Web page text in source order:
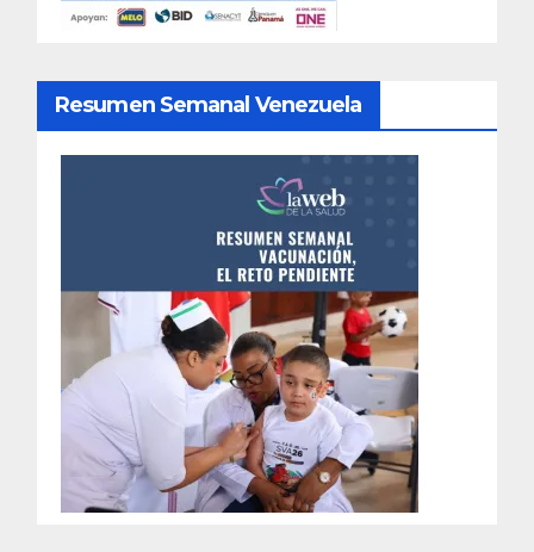
Resumen Semanal Venezuela